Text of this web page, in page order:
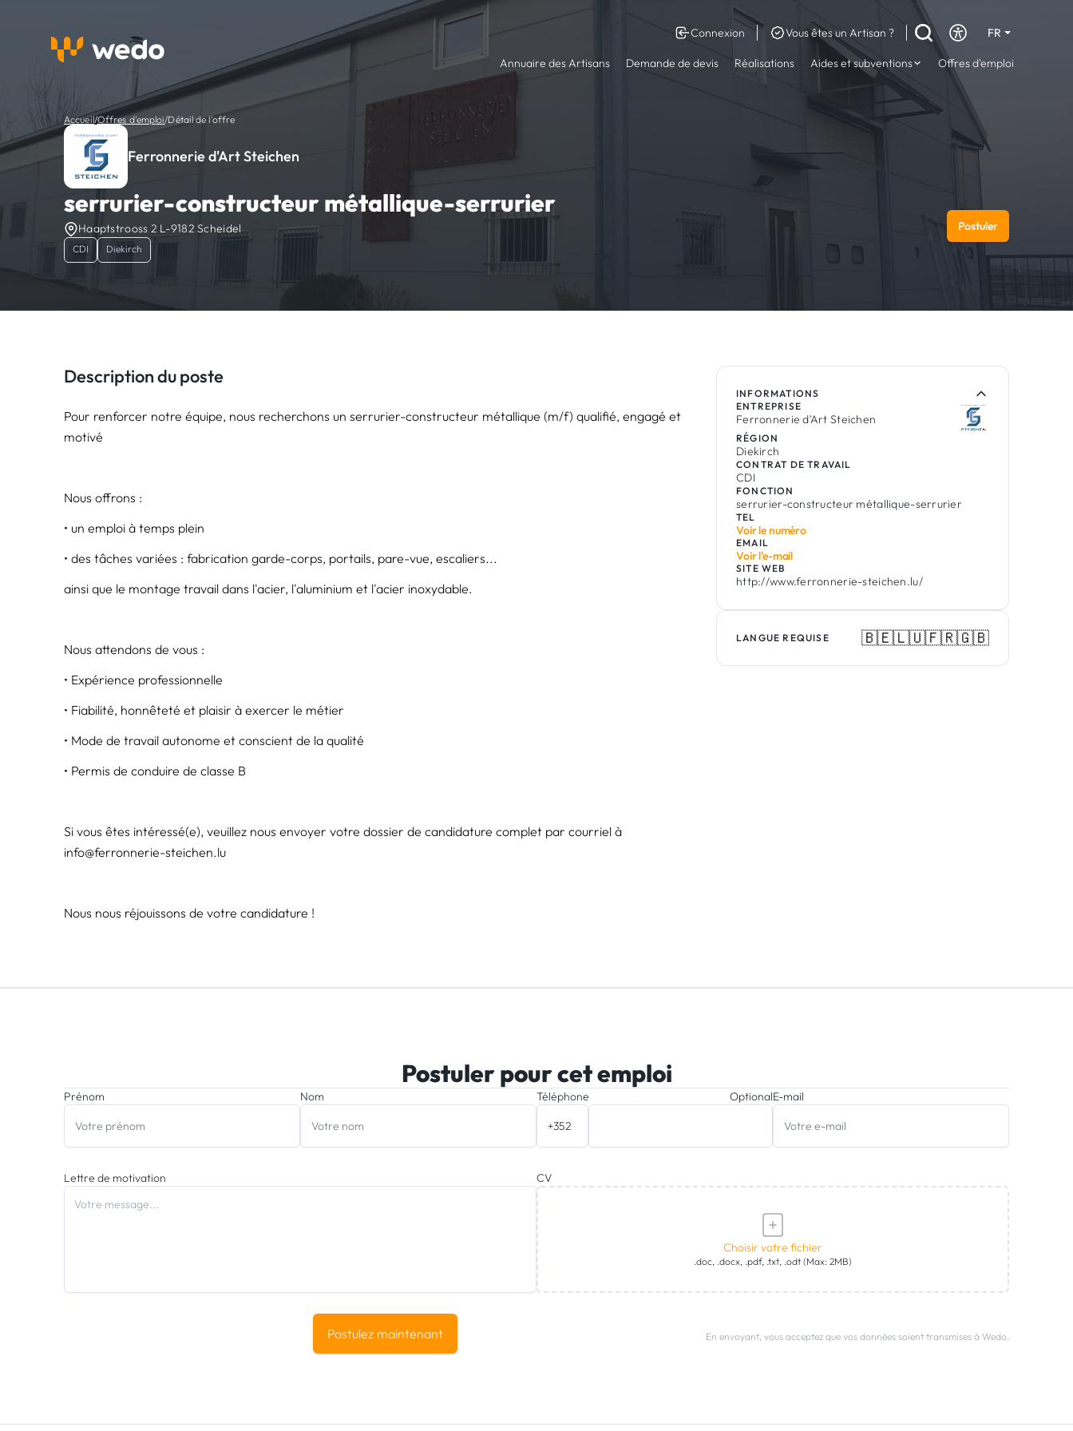
Connexion Vous êtes un Artisan ?
FR
Annuaire des Artisans Demande de devis Réalisations Aides et subventions Offres d'emploi
Accueil/Offres d'emploi/Détail de l'offre
Ferronnerie d'Art Steichen
serrurier-constructeur métallique-serrurier
Haaptstrooss 2 L-9182 Scheidel
CDI Diekirch
Postuler
Description du poste
Pour renforcer notre équipe, nous recherchons un serrurier-constructeur métallique (m/f) qualifié, engagé et
motivé
Nous offrons :
• un emploi à temps plein
• des tâches variées : fabrication garde-corps, portails, pare-vue, escaliers...
ainsi que le montage travail dans l'acier, l'aluminium et l'acier inoxydable.
Nous attendons de vous :
• Expérience professionnelle
• Fiabilité, honnêteté et plaisir à exercer le métier
• Mode de travail autonome et conscient de la qualité
• Permis de conduire de classe B
Si vous êtes intéressé(e), veuillez nous envoyer votre dossier de candidature complet par courriel à
info@ferronnerie-steichen.lu
Nous nous réjouissons de votre candidature !
INFORMATIONS
ENTREPRISE
Ferronnerie d'Art Steichen
RÉGION
Diekirch
CONTRAT DE TRAVAIL
CDI
FONCTION
serrurier-constructeur métallique-serrurier
TEL
Voir le numéro
EMAIL
Voir l'e-mail
SITE WEB
http://www.ferronnerie-steichen.lu/
LANGUE REQUISE 🇧🇪🇱🇺🇫🇷🇬🇧
Postuler pour cet emploi
Prénom Nom Téléphone OptionalE-mail
Lettre de motivation CV
Choisir votre fichier
.doc, .docx, .pdf, .txt, .odt (Max: 2MB)
Postulez maintenant En envoyant, vous acceptez que vos données soient transmises à Wedo.